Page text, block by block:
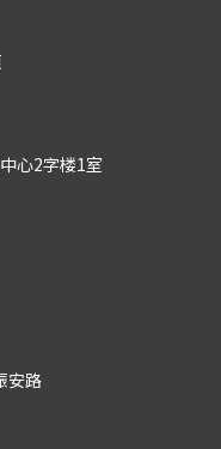
心2字楼1室
安路